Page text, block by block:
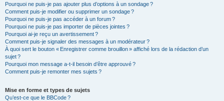
Pourquoi ne puis-je pas ajouter plus d’options à un sondage ?
Comment puis-je modifier ou supprimer un sondage ?
Pourquoi ne puis-je pas accéder à un forum ?
Pourquoi ne puis-je pas importer de pièces jointes ?
Pourquoi ai-je reçu un avertissement ?
Comment puis-je signaler des messages à un modérateur ?
À quoi sert le bouton « Enregistrer comme brouillon » affiché lors de la rédaction d’un
sujet ?
Pourquoi mon message a-t-il besoin d’être approuvé ?
Comment puis-je remonter mes sujets ?
Mise en forme et types de sujets
Qu’est-ce que le BBCode ?